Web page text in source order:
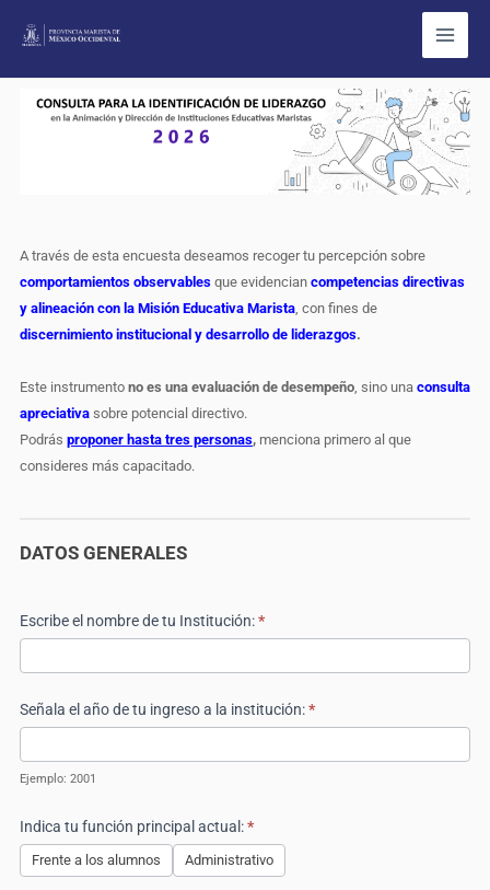
liderazgos
CEM
2026
ESPECIAL
2026
A través de esta encuesta deseamos recoger tu percepción sobre
comportamientos observablesque evidencian competencias directivas
y alineación con la Misión Educativa Marista, con fines de
discernimiento institucional y desarrollo de liderazgos.
Este instrumento no es una evaluación de desempeño, sino una consulta
apreciativasobre potencial directivo.
Podrás proponer hasta tres personas, menciona primero al que
consideres más capacitado.
DATOS GENERALES
Escribe el nombre de tu Institución:*
Señala el año de tu ingreso a la institución:*
Ejemplo: 2001
Indica tu función principal actual:*
Frente a los alumnos Administrativo